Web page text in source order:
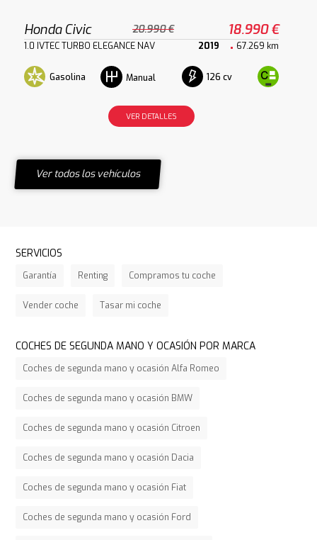
Honda Civic 20.990 € 18.990 €
1.0 IVTEC TURBO ELEGANCE NAV 2019 67.269 km
Gasolina Manual 126 cv
VER DETALLES
Ver todos los vehículos
SERVICIOS
Garantía Renting Compramos tu coche
Vender coche Tasar mi coche
COCHES DE SEGUNDA MANO Y OCASIÓN POR MARCA
Coches de segunda mano y ocasión Alfa Romeo
Coches de segunda mano y ocasión BMW
Coches de segunda mano y ocasión Citroen
Coches de segunda mano y ocasión Dacia
Coches de segunda mano y ocasión Fiat
Coches de segunda mano y ocasión Ford